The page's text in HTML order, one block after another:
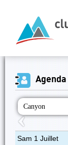
Canyon
Sam 1 Juillet